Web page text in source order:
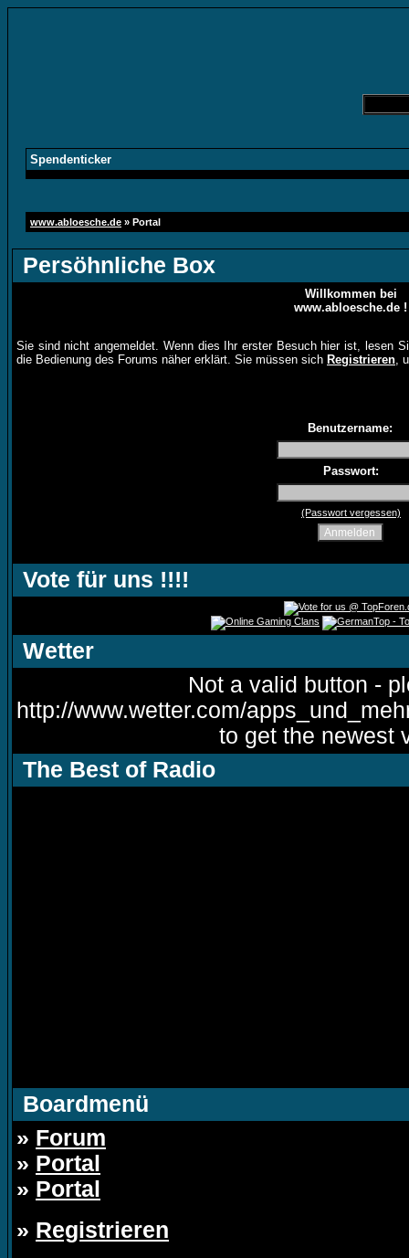
Spendenticker
www.abloesche.de » Portal
Persöhnliche Box
Willkommen bei
www.abloesche.de !
Sie sind nicht angemeldet. Wenn dies Ihr erster Besuch hier ist, lesen
die Bedienung des Forums näher erklärt. Sie müssen sich Registrieren,
Benutzername:
Passwort:
(Passwort vergessen)
Vote für uns !!!!
Wetter
Not a valid button -
http://www.wetter.com/
to get the newest
The Best of Radio
Boardmenü
» Forum
» Portal
» Portal
» Registrieren